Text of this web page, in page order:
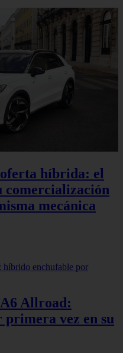
híbrida: el
comercialización
mecánica
Allroad:
vez en su